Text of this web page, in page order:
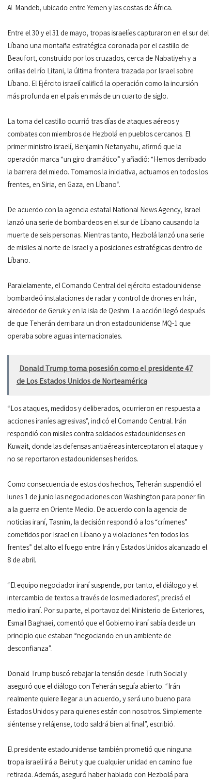
Al-Mandeb, ubicado entre Yemen y las costas de África.
Entre el 30 y el 31 de mayo, tropas israelíes capturaron en el sur del
Líbano una montaña estratégica coronada por el castillo de
Beaufort, construido por los cruzados, cerca de Nabatiyeh y a
orillas del río Litani, la última frontera trazada por Israel sobre
Líbano. El Ejército israelí calificó la operación como la incursión
más profunda en el país en más de un cuarto de siglo.
La toma del castillo ocurrió tras días de ataques aéreos y
combates con miembros de Hezbolá en pueblos cercanos. El
primer ministro israelí, Benjamin Netanyahu, afirmó que la
operación marca “un giro dramático” y añadió: “Hemos derribado
la barrera del miedo. Tomamos la iniciativa, actuamos en todos los
frentes, en Siria, en Gaza, en Líbano”.
De acuerdo con la agencia estatal National News Agency, Israel
lanzó una serie de bombardeos en el sur de Líbano causando la
muerte de seis personas. Mientras tanto, Hezbolá lanzó una serie
de misiles al norte de Israel y a posiciones estratégicas dentro de
Líbano.
Paralelamente, el Comando Central del ejército estadounidense
bombardeó instalaciones de radar y control de drones en Irán,
alrededor de Geruk y en la isla de Qeshm. La acción llegó después
de que Teherán derribara un dron estadounidense MQ-1 que
operaba sobre aguas internacionales.
Donald Trump toma posesión como el presidente 47
de Los Estados Unidos de Norteamérica
“Los ataques, medidos y deliberados, ocurrieron en respuesta a
acciones iraníes agresivas”, indicó el Comando Central. Irán
respondió con misiles contra soldados estadounidenses en
Kuwait, donde las defensas antiaéreas interceptaron el ataque y
no se reportaron estadounidenses heridos.
Como consecuencia de estos dos hechos, Teherán suspendió el
lunes 1 de junio las negociaciones con Washington para poner fin
a la guerra en Oriente Medio. De acuerdo con la agencia de
noticias iraní, Tasnim, la decisión respondió a los “crímenes”
cometidos por Israel en Líbano y a violaciones “en todos los
frentes” del alto el fuego entre Irán y Estados Unidos alcanzado el
8 de abril.
“El equipo negociador iraní suspende, por tanto, el diálogo y el
intercambio de textos a través de los mediadores”, precisó el
medio iraní. Por su parte, el portavoz del Ministerio de Exteriores,
Esmail Baghaei, comentó que el Gobierno iraní sabía desde un
principio que estaban “negociando en un ambiente de
desconfianza”.
Donald Trump buscó rebajar la tensión desde Truth Social y
aseguró que el diálogo con Teherán seguía abierto. “Irán
realmente quiere llegar a un acuerdo, y será uno bueno para
Estados Unidos y para quienes están con nosotros. Simplemente
siéntense y relájense, todo saldrá bien al final”, escribió.
El presidente estadounidense también prometió que ninguna
tropa israelí irá a Beirut y que cualquier unidad en camino fue
retirada. Además, aseguró haber hablado con Hezbolá para